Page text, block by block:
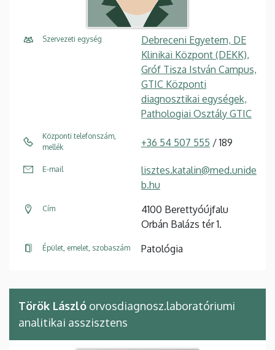
Szervezeti egység
Debreceni Egyetem, DE
Klinikai Központ (DEKK),
Gróf Tisza István Campus,
GTIC Központi
diagnosztikai egységek,
Pathologiai Osztály GTIC
Központi telefonszám,
mellék
+36 54 507 555 / 189
E-mail
lisztes.katalin@med.unide
b.hu
Cím
4100 Berettyóújfalu
Orbán Balázs tér 1.
Épület, emelet, szobaszám Patológia
Török László orvosdiagnosz.laboratóriumi
analitikai asszisztens